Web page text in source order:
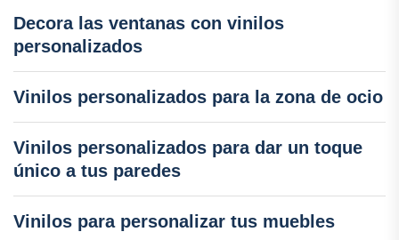
Decora las ventanas con vinilos
personalizados
Vinilos personalizados para la zona de ocio
Vinilos personalizados para dar un toque
único a tus paredes
Vinilos para personalizar tus muebles